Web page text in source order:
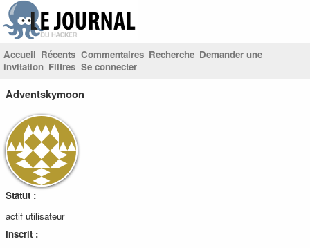
Accueil Récents Commentaires Recherche Demander une
invitation Filtres Se connecter
Adventskymoon
Statut :
actif utilisateur
Inscrit :